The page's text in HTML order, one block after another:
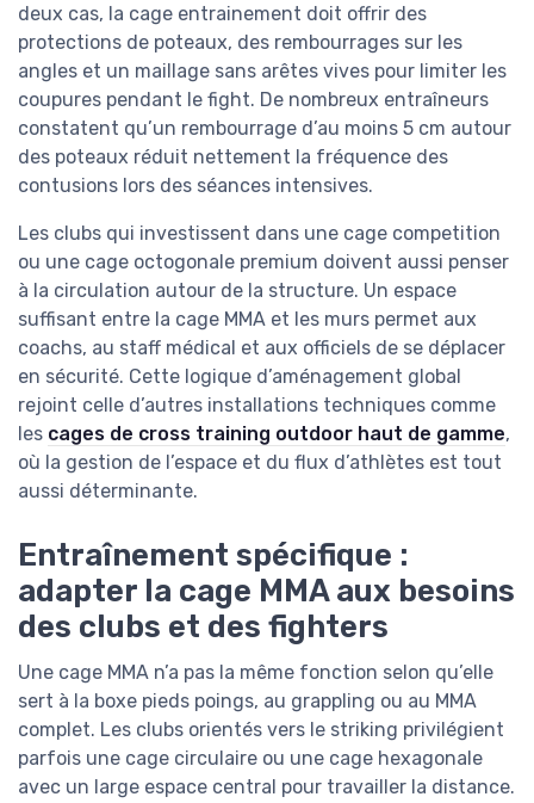
deux cas, la cage entrainement doit offrir des
protections de poteaux, des rembourrages sur les
angles et un maillage sans arêtes vives pour limiter les
coupures pendant le fight. De nombreux entraîneurs
constatent qu’un rembourrage d’au moins 5 cm autour
des poteaux réduit nettement la fréquence des
contusions lors des séances intensives.
Les clubs qui investissent dans une cage competition
ou une cage octogonale premium doivent aussi penser
à la circulation autour de la structure. Un espace
suffisant entre la cage MMA et les murs permet aux
coachs, au staff médical et aux officiels de se déplacer
en sécurité. Cette logique d’aménagement global
rejoint celle d’autres installations techniques comme
les cages de cross training outdoor haut de gamme,
où la gestion de l’espace et du flux d’athlètes est tout
aussi déterminante.
Entraînement spécifique :
adapter la cage MMA aux besoins
des clubs et des fighters
Une cage MMA n’a pas la même fonction selon qu’elle
sert à la boxe pieds poings, au grappling ou au MMA
complet. Les clubs orientés vers le striking privilégient
parfois une cage circulaire ou une cage hexagonale
avec un large espace central pour travailler la distance.